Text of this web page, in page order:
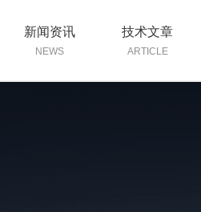
新闻资讯
NEWS
技术文章
ARTICLE